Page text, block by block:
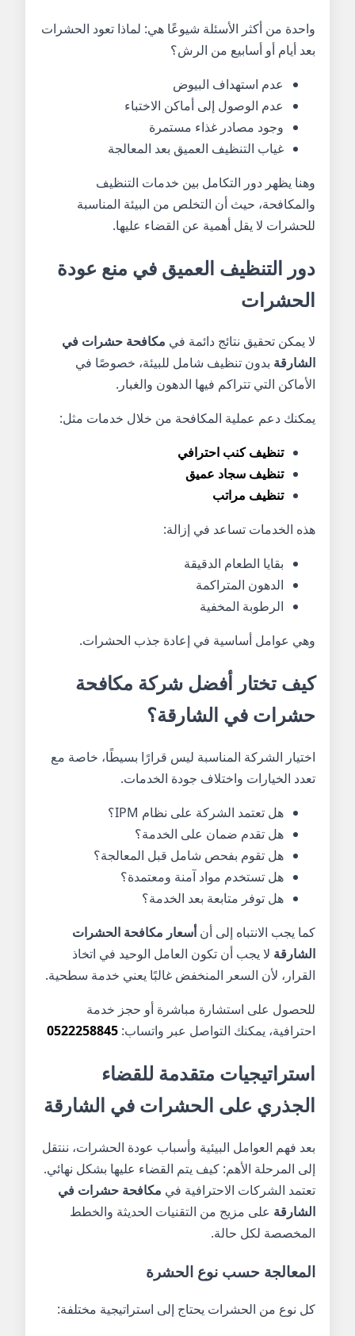
واحدة من أكثر الأسئلة شيوعًا هي: لماذا تعود الحشرات
بعد أيام أو أسابيع من الرش؟
عدم استهداف البيوض
عدم الوصول إلى أماكن الاختباء
وجود مصادر غذاء مستمرة
غياب التنظيف العميق بعد المعالجة
وهنا يظهر دور التكامل بين خدمات التنظيف
والمكافحة، حيث أن التخلص من البيئة المناسبة
للحشرات لا يقل أهمية عن القضاء عليها.
دور التنظيف العميق في منع عودة
الحشرات
لا يمكن تحقيق نتائج دائمة في مكافحة حشرات في
الشارقة بدون تنظيف شامل للبيئة، خصوصًا في
الأماكن التي تتراكم فيها الدهون والغبار.
يمكنك دعم عملية المكافحة من خلال خدمات مثل:
تنظيف كنب احترافي
تنظيف سجاد عميق
تنظيف مراتب
هذه الخدمات تساعد في إزالة:
بقايا الطعام الدقيقة
الدهون المتراكمة
الرطوبة المخفية
وهي عوامل أساسية في إعادة جذب الحشرات.
كيف تختار أفضل شركة مكافحة
حشرات في الشارقة؟
اختيار الشركة المناسبة ليس قرارًا بسيطًا، خاصة مع
تعدد الخيارات واختلاف جودة الخدمات.
هل تعتمد الشركة على نظام IPM؟
هل تقدم ضمان على الخدمة؟
هل تقوم بفحص شامل قبل المعالجة؟
هل تستخدم مواد آمنة ومعتمدة؟
هل توفر متابعة بعد الخدمة؟
كما يجب الانتباه إلى أنأسعار مكافحة الحشرات
الشارقة لا يجب أن تكون العامل الوحيد في اتخاذ
القرار، لأن السعر المنخفض غالبًا يعني خدمة سطحية.
للحصول على استشارة مباشرة أو حجز خدمة
احترافية، يمكنك التواصل عبر واتساب: 0522258845
استراتيجيات متقدمة للقضاء
الجذري على الحشرات في الشارقة
بعد فهم العوامل البيئية وأسباب عودة الحشرات، ننتقل
إلى المرحلة الأهم: كيف يتم القضاء عليها بشكل نهائي.
تعتمد الشركات الاحترافية في مكافحة حشرات في
الشارقة على مزيج من التقنيات الحديثة والخطط
المخصصة لكل حالة.
المعالجة حسب نوع الحشرة
كل نوع من الحشرات يحتاج إلى استراتيجية مختلفة: